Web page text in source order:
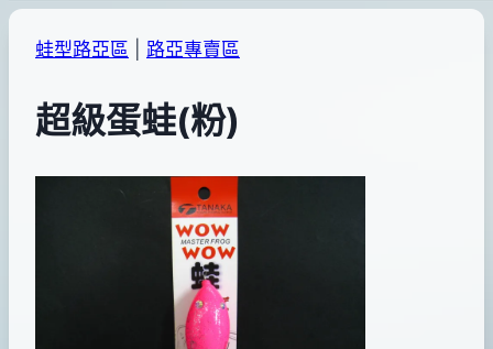
蛙型路亞區 路亞專賣區
超級蛋蛙(粉)